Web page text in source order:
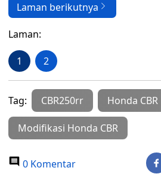
Laman berikutnya
Laman:
1 2
Tag: CBR250rr Honda CBR
Modifikasi Honda CBR
0 Komentar